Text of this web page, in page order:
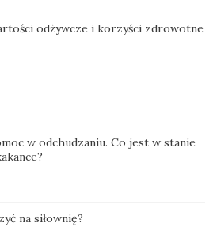
odżywcze i korzyści zdrowotne
w odchudzaniu. Co jest w stanie
na siłownię?